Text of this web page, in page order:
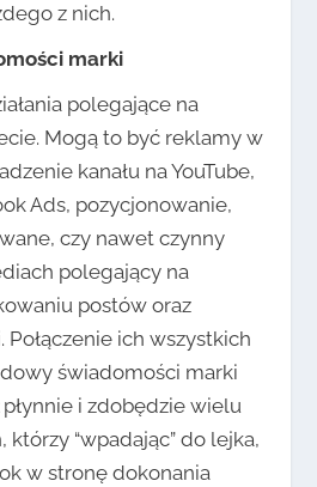
z nich.
marki
polegające na
Mogą to być reklamy w
kanału na YouTube,
Ads, pozycjonowanie,
czy nawet czynny
polegający na
postów oraz
Połączenie ich wszystkich
świadomości marki
i zdobędzie wielu
“wpadając” do lejka,
w stronę dokonania